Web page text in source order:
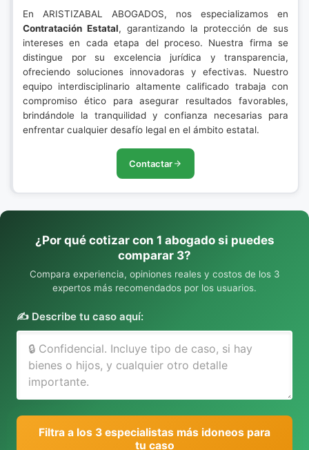
En ARISTIZABAL ABOGADOS, nos especializamos en
Contratación Estatal, garantizando la protección de sus
intereses en cada etapa del proceso. Nuestra firma se
distingue por su excelencia jurídica y transparencia,
ofreciendo soluciones innovadoras y efectivas. Nuestro
equipo interdisciplinario altamente calificado trabaja con
compromiso ético para asegurar resultados favorables,
brindándole la tranquilidad y confianza necesarias para
enfrentar cualquier desafío legal en el ámbito estatal.
Contactar
¿Por qué cotizar con 1 abogado si puedes
comparar 3?
Compara experiencia, opiniones reales y costos de los 3
expertos más recomendados por los usuarios.
✍️ Describe tu caso aquí:
Filtra a los 3 especialistas más idoneos para
tu caso